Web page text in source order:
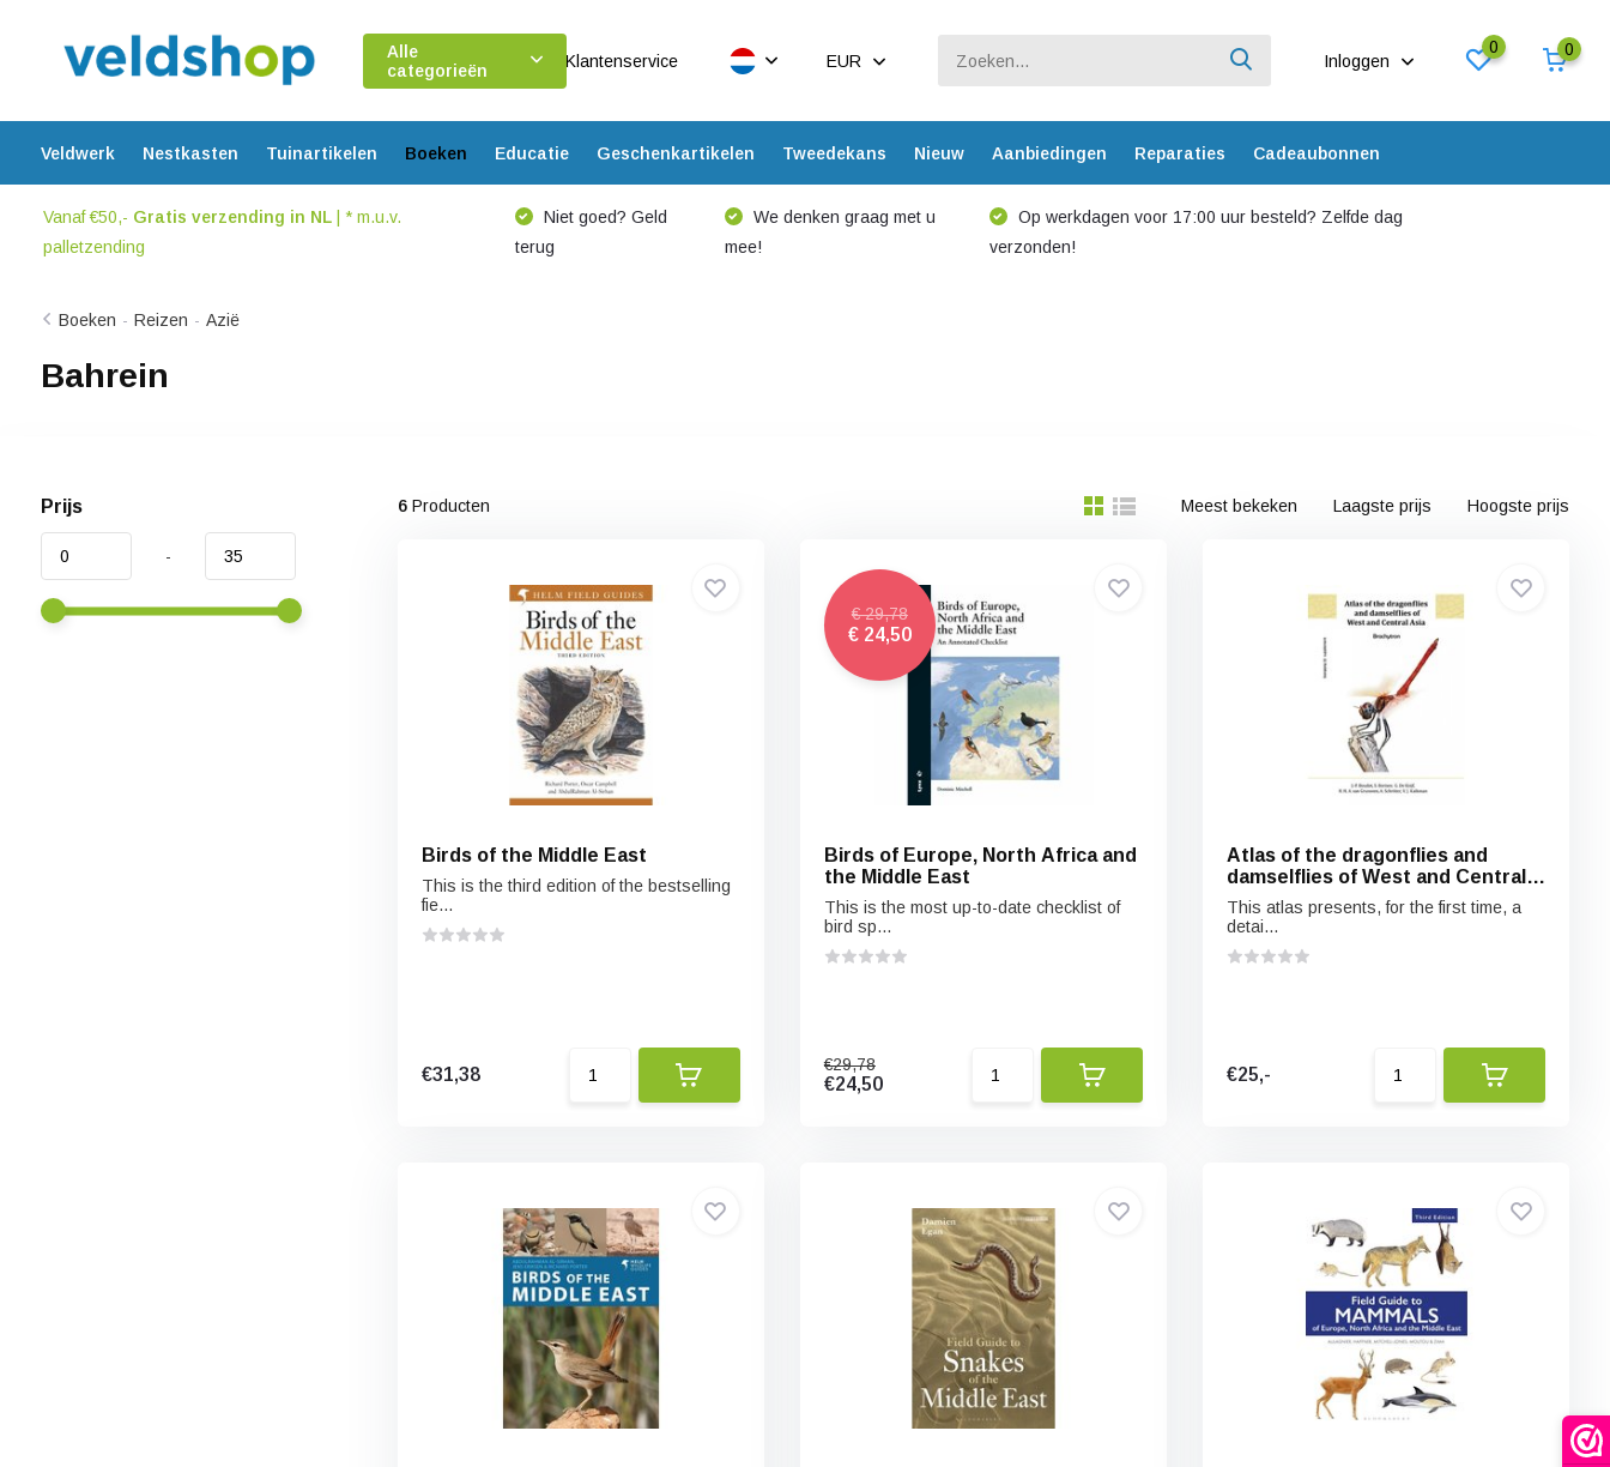
Alle
categorieën
Klantenservice EUR Inloggen
0 0
Veldwerk Nestkasten Tuinartikelen Boeken Educatie Geschenkartikelen Tweedekans Nieuw Aanbiedingen Reparaties Cadeaubonnen
Vanaf €50,- Gratis verzending in NL| * m.u.v.
palletzending
Niet goed? Geld
terug
We denken graag met u
mee!
Op werkdagen voor 17:00 uur besteld? Zelfde dag
verzonden!
Boeken - Reizen - Azië
Bahrein
Prijs
-
6Producten Meest bekeken Laagste prijs Hoogste prijs
Birds of the Middle East
This is the third edition of the bestselling
fie...
€31,38
€ 29,78
€ 24,50
Birds of Europe, North Africa and
the Middle East
This is the most up-to-date checklist of
bird sp...
€29,78
€24,50
Atlas of the dragonflies and
damselflies of West and Central
Asia
This atlas presents, for the first time, a
detai...
€25,-